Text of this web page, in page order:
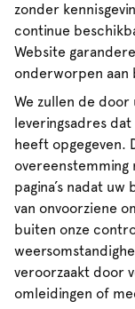
zonder
continue
Website
onderworpen aan
We zullen de
leveringsadres
heeft opgegeven.
pagina’s nadat
van onvoorziene
buiten onze
veroorzaakt door
omleidingen of